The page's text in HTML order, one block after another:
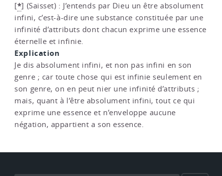
[*] (Saisset) : J’entends par Dieu un être absolument
infini, c’est-à-dire une substance constituée par une
infinité d’attributs dont chacun exprime une essence
éternelle et infinie.
Explication
Je dis absolument infini, et non pas infini en son
genre ; car toute chose qui est infinie seulement en
son genre, on en peut nier une infinité d’attributs ;
mais, quant à l’être absolument infini, tout ce qui
exprime une essence et n’enveloppe aucune
négation, appartient a son essence.